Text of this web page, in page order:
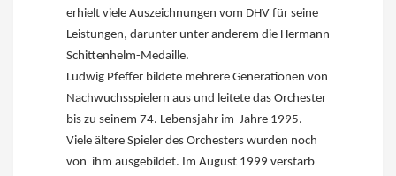
erhielt viele Auszeichnungen vom DHV für seine
Leistungen, darunter unter anderem die Hermann
Schittenhelm-Medaille.
Ludwig Pfeffer bildete mehrere Generationen von
Nachwuchsspielern aus und leitete das Orchester
bis zu seinem 74. Lebensjahr im Jahre 1995.
Viele ältere Spieler des Orchesters wurden noch
von ihm ausgebildet. Im August 1999 verstarb